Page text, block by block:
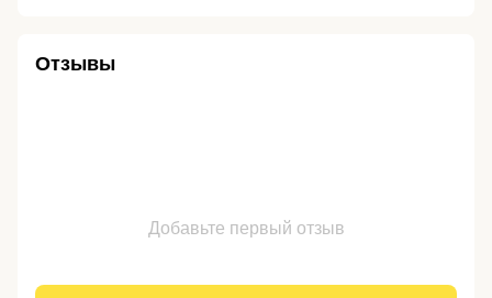
Отзывы
Добавьте первый отзыв